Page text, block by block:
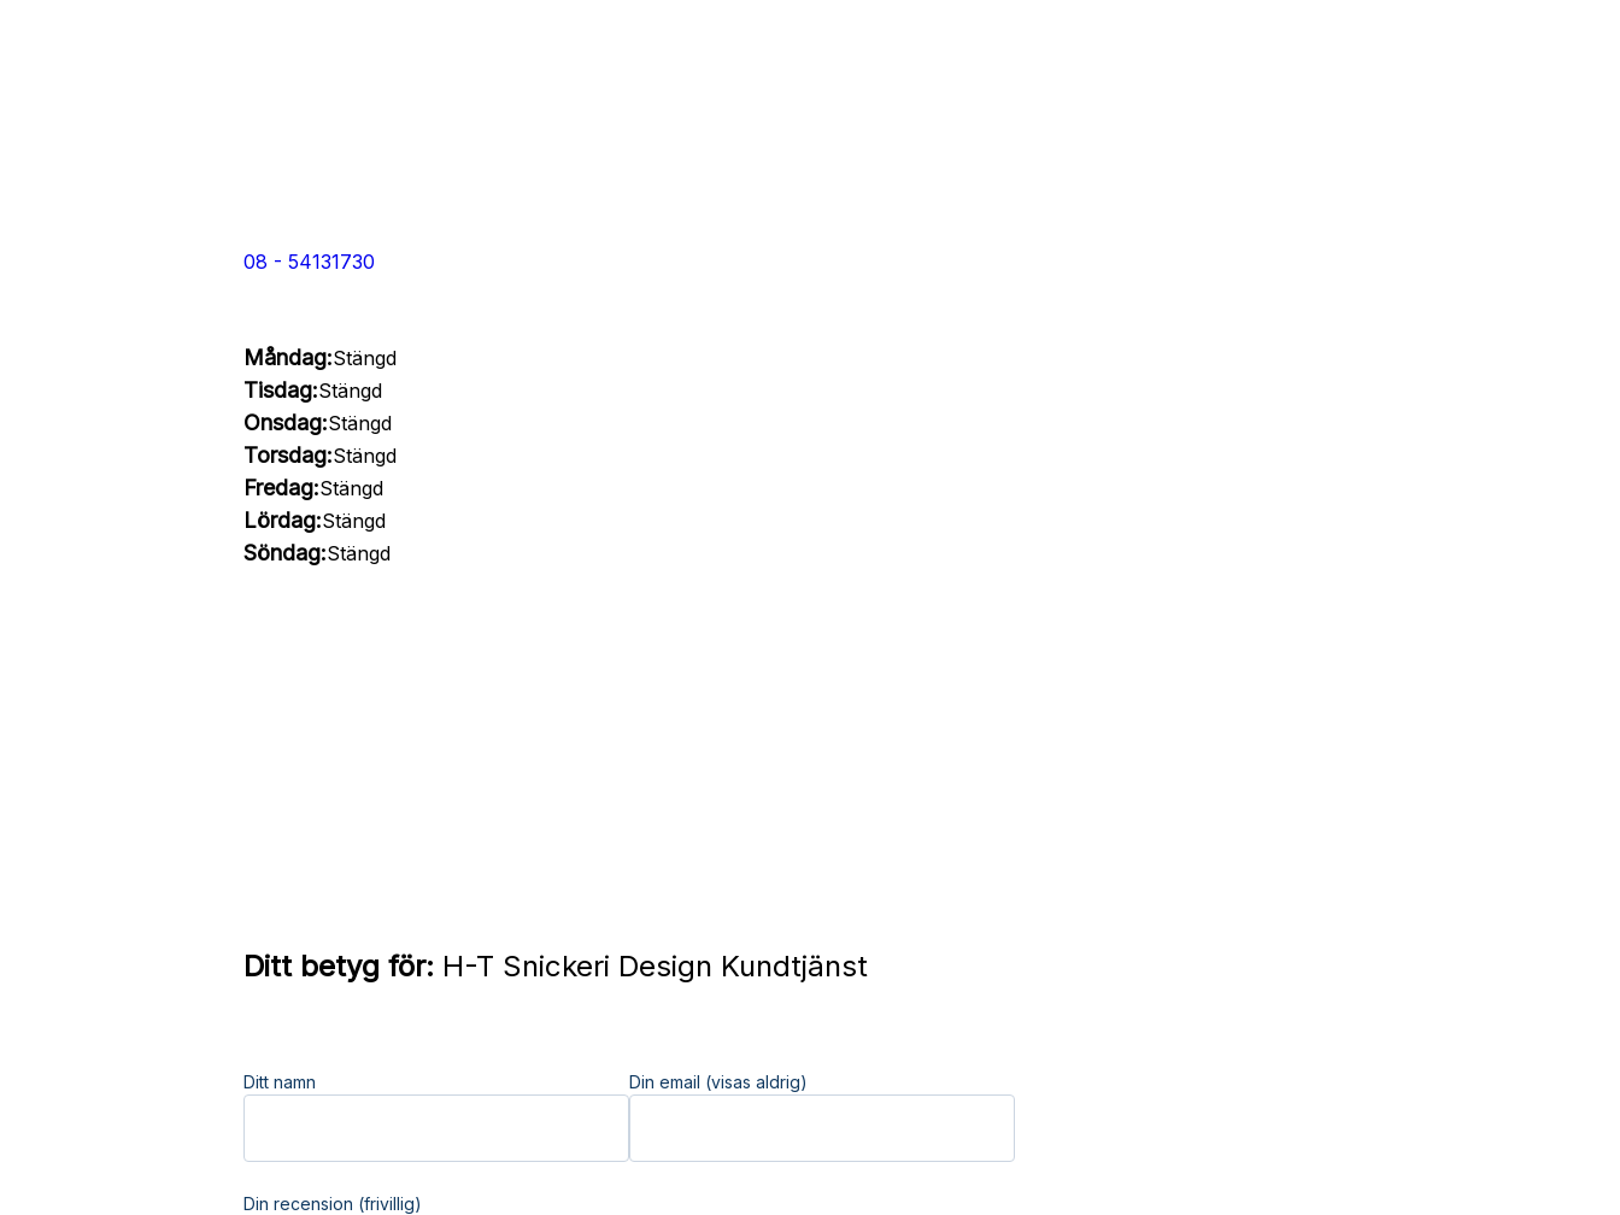
08 - 54131730
Måndag:Stängd
Tisdag:Stängd
Onsdag:Stängd
Torsdag:Stängd
Fredag:Stängd
Lördag:Stängd
Söndag:Stängd
Ditt betyg för: H-T Snickeri Design Kundtjänst
Ditt namn Din email (visas aldrig)
Din recension (frivillig)